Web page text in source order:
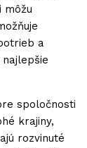
môžu
a
spoločnosti
krajiny,
rozvinuté